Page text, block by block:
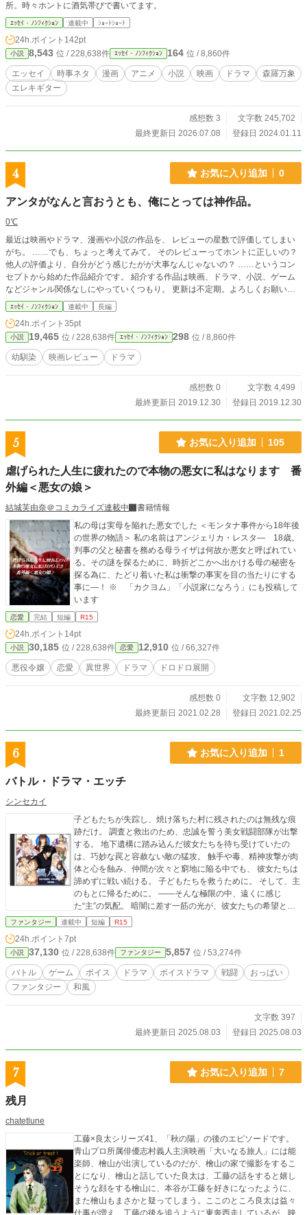
所。時々ホントに酒気帯びで書いてます。
ｴｯｾｲ・ﾉﾝﾌｨｸｼｮﾝ 連載中 ｼｮｰﾄｼｮｰﾄ
24h.ポイント 142pt
小説 8,543 位 / 228,638件 ｴｯｾｲ・ﾉﾝﾌｨｸｼｮﾝ 164 位 / 8,860件
エッセイ 時事ネタ 漫画 アニメ 小説 映画 ドラマ
森羅万象
エレキギター
感想数 3
文字数 245,702
最終更新日 2026.07.08
登録日 2024.01.11
4 お気に入り追加 0
アンタがなんと言おうとも、俺にとっては神作品。
0℃
最近は映画やドラマ、漫画や小説の作品を、 レビューの星数で評価してしまい
がち。 ……でも、ちょっと考えてみて。 そのレビューってホントに正しいの？
他人の評価より、自分がどう感じたがが大事なんじゃないの？ ……というコン
セプトから始めた作品紹介です。 紹介する作品は映画、ドラマ、小説、ゲーム
などジャンル関係なしにやっていくつもり。 更新は不定期。よろしくお願いし
ます。
ｴｯｾｲ・ﾉﾝﾌｨｸｼｮﾝ 連載中 長編
24h.ポイント 35pt
小説 19,465 位 / 228,638件 ｴｯｾｲ・ﾉﾝﾌｨｸｼｮﾝ 298 位 / 8,860件
幼馴染 映画レビュー ドラマ
感想数 0
文字数 4,499
最終更新日 2019.12.30
登録日 2019.12.30
5 お気に入り追加 105
虐げられた人生に疲れたので本物の悪女に私はなります 番
外編＜悪女の娘＞
結城芙由奈＠コミカライズ連載中
書籍情報
私の母は実母を陥れた悪女でした ＜モンタナ事件から18年後
の世界の物語＞ 私の名前はアンジェリカ・レスタ― 18歳。
判事の父と秘書を務める母ライザは何故か悪女と呼ばれてい
る。その謎を探るために、時折どこかへ出かける母の秘密を
探る為に、たどり着いた私は衝撃の事実を目の当たりにする
事に―！ ※ 「カクヨム」「小説家になろう」にも投稿して
います
恋愛 完結 短編 R15
24h.ポイント 14pt
小説 30,185 位 / 228,638件 恋愛 12,910 位 / 66,327件
悪役令嬢 恋愛 異世界 ドラマ ドロドロ展開
感想数 0
文字数 12,902
最終更新日 2021.02.28
登録日 2021.02.25
6 お気に入り追加 1
バトル・ドラマ・エッチ
シンセカイ
子どもたちが失踪し、焼け落ちた村に残されたのは無残な痕
跡だけ。 調査と救出のため、忠誠を誓う美女戦闘部隊が出撃
する。 地下遺構に踏み込んだ彼女たちを待ち受けていたの
は、巧妙な罠と容赦ない敵の猛攻。 触手や毒、精神攻撃が肉
体と心を蝕み、仲間が次々と窮地に陥る中でも、 彼女たちは
諦めずに戦い続ける。 子どもたちを救うために。 そして、主
のもとに帰るために。 ――そんな極限の中、遠くに感じ
た“主”の気配。 暗闇に差す一筋の光が、彼女たちの希望とな
る―― ～参考～ https://hhh.fanbox.cc/
ファンタジー 連載中 短編 R15
24h.ポイント 7pt
小説 37,130 位 / 228,638件 ファンタジー 5,857 位 / 53,274件
バトル ゲーム ボイス ドラマ ボイスドラマ 戦闘
おっぱい
ファンタジー
和風
文字数 397
最終更新日 2025.08.03
登録日 2025.08.03
7 お気に入り追加 7
残月
chatetlune
工藤×良太シリーズ41、「秋の陽」の後のエピソードです。
青山プロ所属俳優志村義人主演映画「大いなる旅人」には能
楽師、檜山が出演しているのだが、檜山の家で撮影をするこ
とになり、檜山と話していた良太は、工藤の話をすると嬉し
そうな顔をする檜山に、本谷が工藤を好きになったように、
また檜山もまさかと疑ってしまう。ここのところ良太は益々
仕事が増え、工藤の後を追うように東奔西走しているが、映